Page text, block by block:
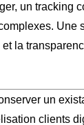
un tracking
Une
la
un
clients